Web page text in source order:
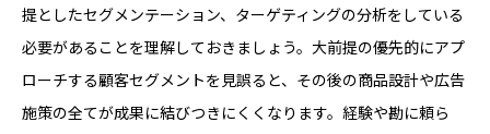
提としたセグメンテーション、ターゲティングの分析をしている
必要があることを理解しておきましょう。大前提の優先的にアプ
ローチする顧客セグメントを見誤ると、その後の商品設計や広告
施策の全てが成果に結びつきにくくなります。経験や勘に頼ら